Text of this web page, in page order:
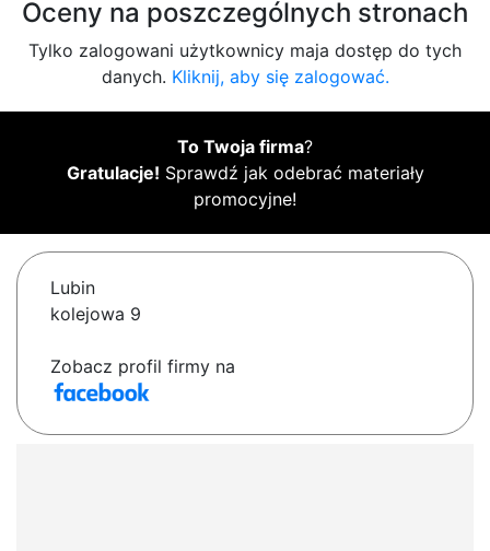
Oceny na poszczególnych stronach
Tylko zalogowani użytkownicy maja dostęp do tych
danych. Kliknij, aby się zalogować.
To Twoja firma?
Gratulacje! Sprawdź jak odebrać materiały
promocyjne!
Lubin
kolejowa 9
Zobacz profil firmy na